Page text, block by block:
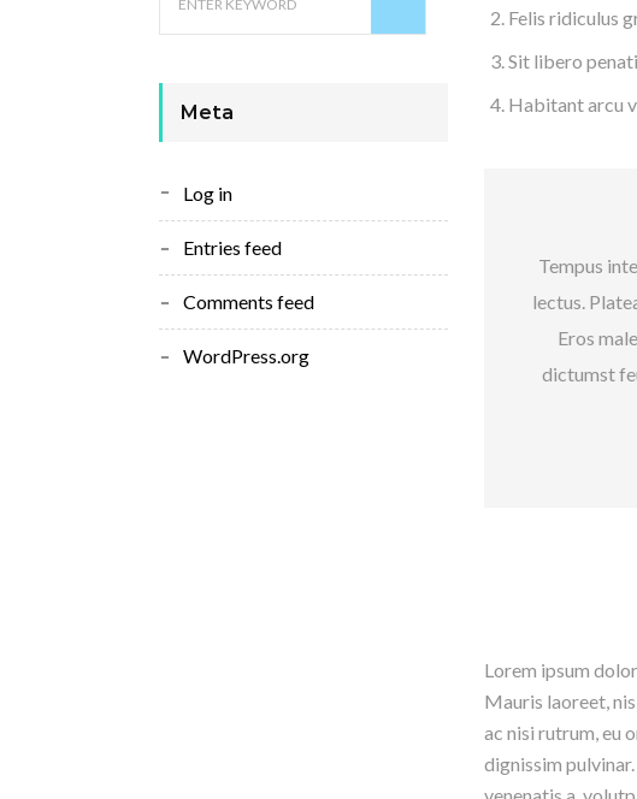
Meta
Log in
Entries feed
Comments feed
WordPress.org
Felis ridiculus
Sit libero
Habitant arcu
Tempus
lectus.
Eros
dictumst
Lorem ipsum
Mauris laoreet,
ac nisi rutrum, eu
dignissim